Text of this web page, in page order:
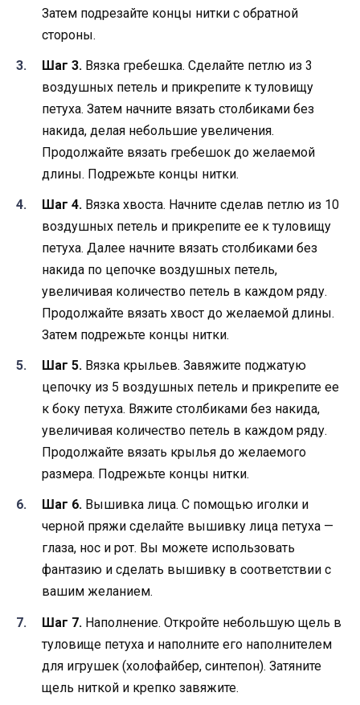
Затем подрезайте концы нитки с обратной
стороны.
Шаг 3. Вязка гребешка. Сделайте петлю из 3
воздушных петель и прикрепите к туловищу
петуха. Затем начните вязать столбиками без
накида, делая небольшие увеличения.
Продолжайте вязать гребешок до желаемой
длины. Подрежьте концы нитки.
Шаг 4. Вязка хвоста. Начните сделав петлю из 10
воздушных петель и прикрепите ее к туловищу
петуха. Далее начните вязать столбиками без
накида по цепочке воздушных петель,
увеличивая количество петель в каждом ряду.
Продолжайте вязать хвост до желаемой длины.
Затем подрежьте концы нитки.
Шаг 5. Вязка крыльев. Завяжите поджатую
цепочку из 5 воздушных петель и прикрепите ее
к боку петуха. Вяжите столбиками без накида,
увеличивая количество петель в каждом ряду.
Продолжайте вязать крылья до желаемого
размера. Подрежьте концы нитки.
Шаг 6. Вышивка лица. С помощью иголки и
черной пряжи сделайте вышивку лица петуха —
глаза, нос и рот. Вы можете использовать
фантазию и сделать вышивку в соответствии с
вашим желанием.
Шаг 7. Наполнение. Откройте небольшую щель в
туловище петуха и наполните его наполнителем
для игрушек (холофайбер, синтепон). Затяните
щель ниткой и крепко завяжите.